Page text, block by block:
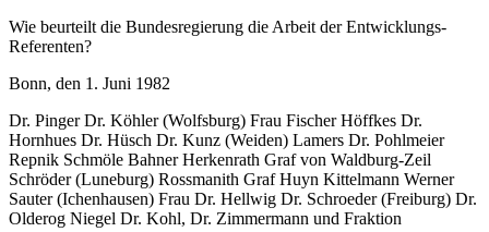
Wie beurteilt die Bundesregierung die Arbeit der Entwicklungs-
Referenten?
Bonn, den 1. Juni 1982
Dr. Pinger Dr. Köhler (Wolfsburg) Frau Fischer Höffkes Dr.
Hornhues Dr. Hüsch Dr. Kunz (Weiden) Lamers Dr. Pohlmeier
Repnik Schmöle Bahner Herkenrath Graf von Waldburg-Zeil
Schröder (Luneburg) Rossmanith Graf Huyn Kittelmann Werner
Sauter (Ichenhausen) Frau Dr. Hellwig Dr. Schroeder (Freiburg) Dr.
Olderog Niegel Dr. Kohl, Dr. Zimmermann und Fraktion